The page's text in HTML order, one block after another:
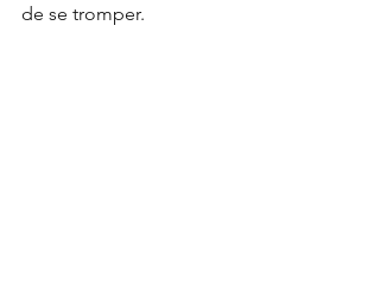
de se tromper.